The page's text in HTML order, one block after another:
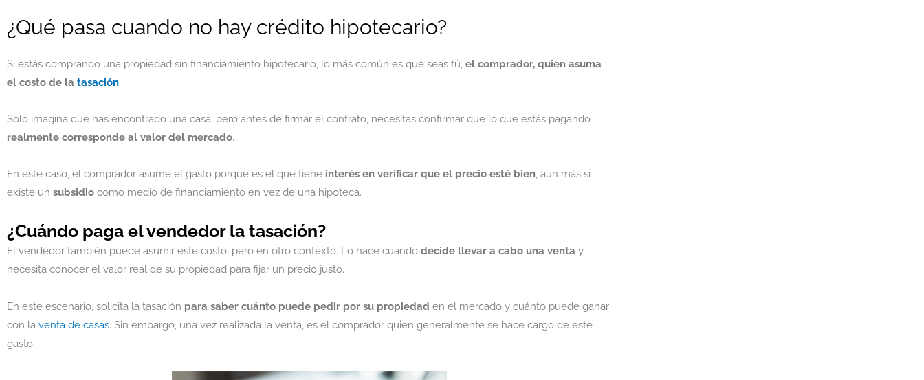
¿Qué pasa cuando no hay crédito hipotecario?
Si estás comprando una propiedad sin financiamiento hipotecario, lo más común es que seas tú, el comprador, quien asuma
el costo de la tasación.
Solo imagina que has encontrado una casa, pero antes de firmar el contrato, necesitas confirmar que lo que estás pagando
realmente corresponde al valor del mercado.
En este caso, el comprador asume el gasto porque es el que tiene interés en verificar que el precio esté bien, aún más si
existe un subsidio como medio de financiamiento en vez de una hipoteca.
¿Cuándo paga el vendedor la tasación?
El vendedor también puede asumir este costo, pero en otro contexto. Lo hace cuando decide llevar a cabo una venta y
necesita conocer el valor real de su propiedad para fijar un precio justo.
En este escenario, solicita la tasación para saber cuánto puede pedir por su propiedad en el mercado y cuánto puede ganar
con la venta de casas. Sin embargo, una vez realizada la venta, es el comprador quien generalmente se hace cargo de este
gasto.